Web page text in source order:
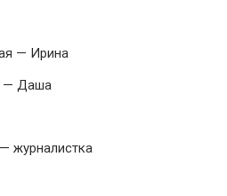
— Ирина
— Даша
журналистка